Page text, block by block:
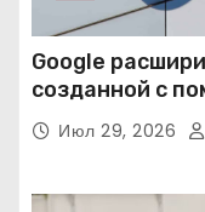
Google
созданной с
интеллекта
Июл 29, 2026